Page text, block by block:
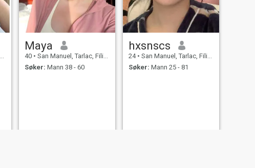
Maya
40 • San Manuel, Tarlac, Filippinene
Søker: Mann 38 - 60
hxsnscs
24 • San Manuel, Tarlac, Filippinene
Søker: Mann 25 - 81